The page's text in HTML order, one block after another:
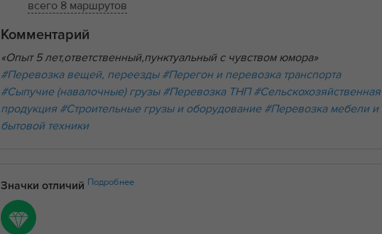
всего 8 маршрутов
Комментарий
«Опыт 5 лет,ответственный,пунктуальный с чувством юмора»
#Перевозка вещей, переезды #Перегон и перевозка транспорта
#Сыпучие (навалочные) грузы #Перевозка ТНП #Сельскохозяйственная
продукция #Строительные грузы и оборудование #Перевозка мебели и
бытовой техники
Значки отличий Подробнее